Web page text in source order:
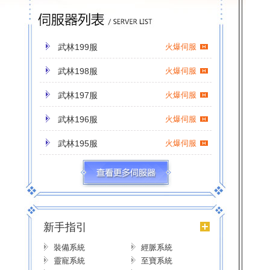
武林199服 火爆伺服
武林198服 火爆伺服
武林197服 火爆伺服
武林196服 火爆伺服
武林195服 火爆伺服
武林194服
武林193服 火爆伺服
武林190服 火爆伺服
新手指引
裝備系統
經脈系統
靈寵系統
至寶系統